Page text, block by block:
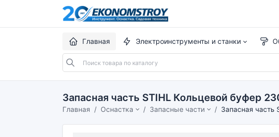
Главная Электроинструменты и станки
Запасная часть STIHL Кольцевой буфер
Главная Оснастка Запасные части Запасная